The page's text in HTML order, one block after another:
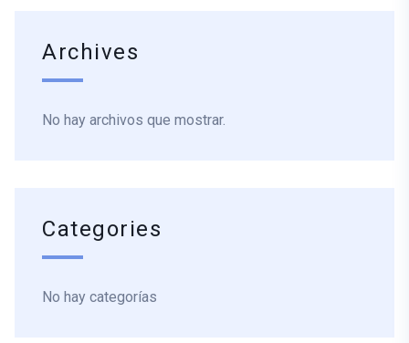
Archives
No hay archivos que mostrar.
Categories
No hay categorías